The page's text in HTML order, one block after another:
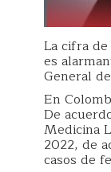
La cifra
es
General
En
De
Medicina
2022, de
casos de